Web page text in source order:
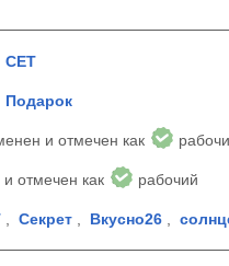
СЕТ
Подарок
и отмечен как
отмечен как рабочий
Секрет Вкусно26